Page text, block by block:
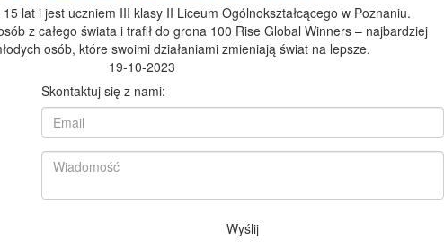
lat i jest uczniem III klasy II Liceum Ogólnokształcącego w Poznaniu.
z całego świata i trafił do grona 100 Rise Global Winners – najbardziej
osób, które swoimi działaniami zmieniają świat na lepsze.
19-10-2023
Skontaktuj się z nami:
Wyślij